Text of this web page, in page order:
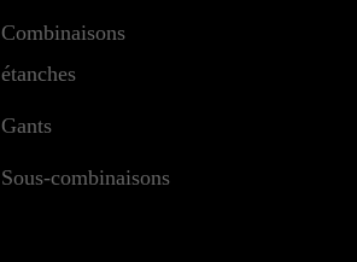
Combinaisons
étanches
Gants
Sous-combinaisons